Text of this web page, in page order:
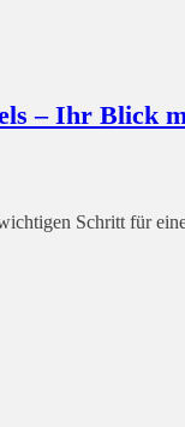
– Ihr Blick
Schritt für